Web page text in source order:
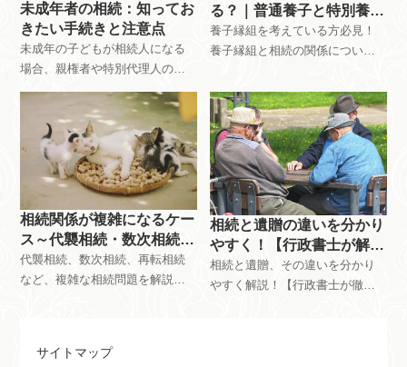
未成年者の相続：知ってお
きたい手続きと注意点
未成年の子どもが相続人になる
場合、親権者や特別代理人の選
任など、通常の相続手続きに加
えて特別な配慮が必要です。特
別代理人の必要性や選任方法な
ど、未成年者の相続手続きを詳
しく解説し、未成年者の相続手
続きをスムーズに進めるお手伝
いをします。
る？｜普通養子と特別養子
の違い、相続税、手続きを
解説
養子縁組を考えている方必見！
養子縁組と相続の関係につい
組に関する疑問を解消し、最適
な選択をサポートします。愛媛
県今治市で相続の相談は、行政
書士佐伯和亮事務所まで、お気
軽に無料相談をご利用くださ
い。
相続関係が複雑になるケー
ス～代襲相続・数次相続・
再転相続～
代襲相続、数次相続、再転相続
など、複雑な相続問題を解説。
ます。相続トラブルを予防し、
相続と遺贈の違いを分かり
やすく！【行政書士が解
説】
相続と遺贈、その違いを分かり
やすく解説！【行政書士が徹底
サイトマップ